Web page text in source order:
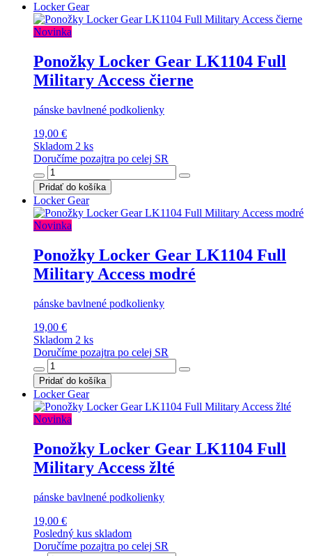
Locker Gear
Novinka
Ponožky Locker Gear LK1104 Full
Military Access čierne
pánske bavlnené podkolienky
19,00 €
Skladom 2 ks
Doručíme pozajtra po celej SR
Pridať do košíka
Locker Gear
Novinka
Ponožky Locker Gear LK1104 Full
Military Access modré
pánske bavlnené podkolienky
19,00 €
Skladom 2 ks
Doručíme pozajtra po celej SR
Pridať do košíka
Locker Gear
Novinka
Ponožky Locker Gear LK1104 Full
Military Access žlté
pánske bavlnené podkolienky
19,00 €
Posledný kus skladom
Doručíme pozajtra po celej SR